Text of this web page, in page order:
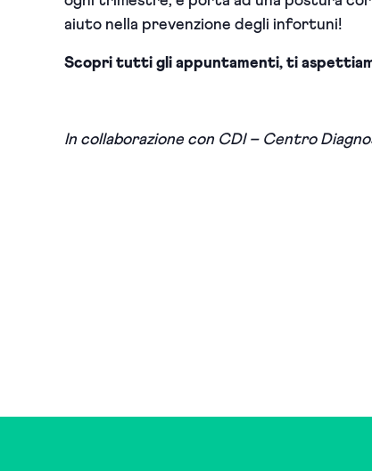
aiuto nella prevenzione degli infortuni!
Scopri tutti gli appuntamenti, ti
In collaborazione con CDI – Centro